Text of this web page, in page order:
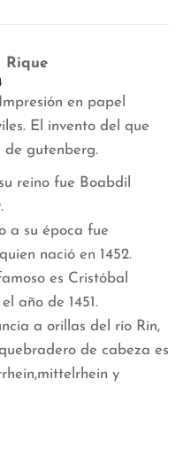
Rique
en papel
El invento del que
de gutenberg.
reino fue Boabdil
a su época fue
nació en 1452.
es Cristóbal
año de 1451.
a orillas del río Rin,
de cabeza es
y